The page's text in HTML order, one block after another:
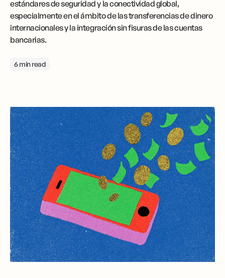
estándares de seguridad y la conectividad global,
especialmente en el ámbito de las transferencias de dinero
internacionales y la integración sin fisuras de las cuentas
bancarias.
6 min read